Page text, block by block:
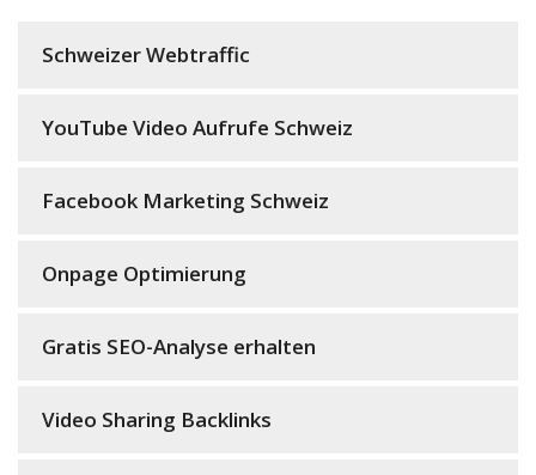
Schweizer Webtraffic
YouTube Video Aufrufe Schweiz
Facebook Marketing Schweiz
Onpage Optimierung
Gratis SEO-Analyse erhalten
Video Sharing Backlinks